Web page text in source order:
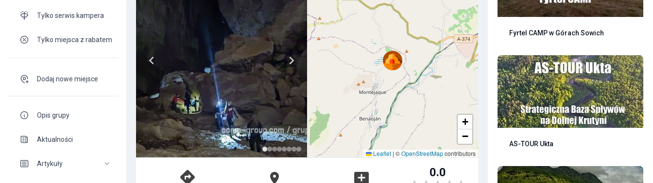
Tylko serwis kampera
Tylko miejsca z rabatem
Dodaj nowe miejsce
Opis grupy
Aktualności
Artykuły
+
−
Leaflet | ©OpenStreetMapcontributors
0.0
Fyrtel CAMP w Górach Sowich
AS-TOUR Ukta